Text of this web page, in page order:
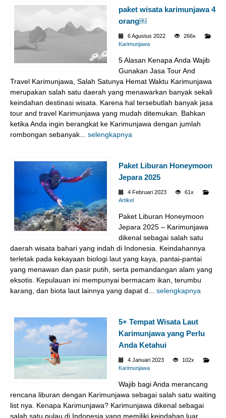
paket wisata karimunjawa 4
orang￼
6 Agustus 2022
266x
Karimunjawa
5 Alasan Kenapa Anda Wajib
Gunakan Jasa Tour And
Travel Karimunjawa, Salah Satunya Hemat Waktu Karimunjawa
merupakan salah satu daerah yang menawarkan banyak sekali
keindahan destinasi wisata. Karena hal tersebutlah banyak jasa
tour and travel Karimunjawa yang mudah ditemukan. Bahkan
ketika Anda ingin berangkat ke Karimunjawa dengan jumlah
rombongan sebanyak... selengkapnya
Paket Liburan Honeymoon
Jepara 2025
4 Februari 2023
61x
Artikel
Paket Liburan Honeymoon
Jepara 2025 – Karimunjawa
dikenal sebagai salah satu
daerah wisata bahari yang indah di Indonesia. Keindahannya
terletak pada kekayaan biologi laut yang kaya, pantai-pantai
yang menawan dan pasir putih, serta pemandangan alam yang
eksotis. Kepulauan ini mempunyai bermacam ikan, terumbu
karang, dan biota laut lainnya yang dapat d... selengkapnya
5+ Tempat Wisata Laut
Karimunjawa yang Perlu
Anda Ketahui
4 Januari 2023
102x
Karimunjawa
Wajib bagi Anda merancang
rencana liburan dengan Karimunjawa sebagai salah satu waiting
list nya. Kenapa Karimunjawa? Karimunjawa dikenal sebagai
salah satu pulau di Indonesia yang memiliki keindahan luar